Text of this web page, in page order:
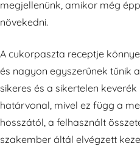
megjellenünk, amikor még
növekedni.
A cukorpaszta receptje
és nagyon egyszerűnek tűnik
sikeres és a sikertelen
határvonal, mivel ez függ a
hosszától, a felhasznált
szakember áltál elvégzett